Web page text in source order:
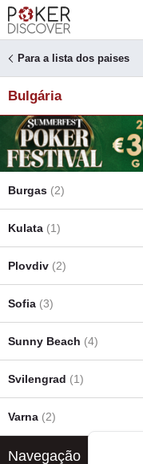
Para a lista dos paises
Bulgária
Burgas (2)
Kulata (1)
Plovdiv (2)
Sofia (3)
Sunny Beach (4)
Svilengrad (1)
Varna (2)
Navegação